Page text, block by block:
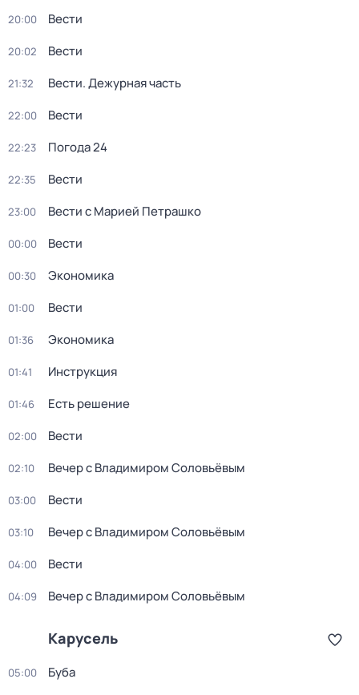
20:00 Вести
20:02 Вести
21:32 Вести. Дежурная часть
22:00 Вести
22:23 Погода 24
22:35 Вести
23:00 Вести с Марией Петрашко
00:00 Вести
00:30 Экономика
01:00 Вести
01:36 Экономика
01:41 Инструкция
01:46 Есть решение
02:00 Вести
02:10 Вечер с Владимиром Соловьёвым
03:00 Вести
03:10 Вечер с Владимиром Соловьёвым
04:00 Вести
04:09 Вечер с Владимиром Соловьёвым
Карусель
05:00 Буба